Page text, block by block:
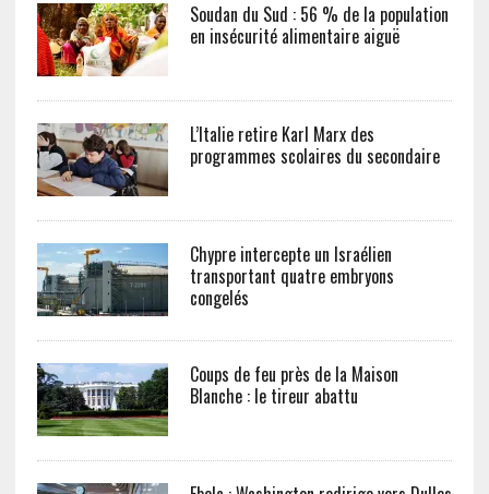
Soudan du Sud : 56 % de la population
en insécurité alimentaire aiguë
L’Italie retire Karl Marx des
programmes scolaires du secondaire
Chypre intercepte un Israélien
transportant quatre embryons
congelés
Coups de feu près de la Maison
Blanche : le tireur abattu